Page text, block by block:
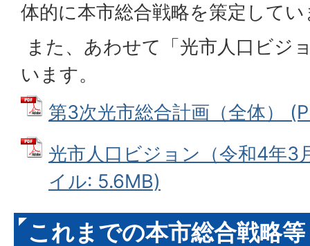
体的に本市総合戦略を策定して
また、あわせて「光市人口ビジ
います。
第3次光市総合計画（全体）
光市人口ビジョン（令和4年3
イル: 5.6MB)
これまでの本市総合戦略